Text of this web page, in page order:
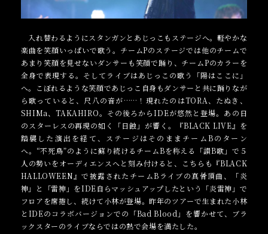
入れ替わるようにスタンガンとあじっこもステージへ。軽やかな
楽曲を笑顔いっぱいで歌う。チームPのステージでは他のチームで
あまり笑顔を見せないダンサーも笑顔で踊り、チームPのカラーを
全身で表現する。そしてライブはあじっこの歌う「陽はここに」
へ。こぼれるような笑顔であじっこ自身もダンサーと共に踊りなが
ら歌っていると、尺八の音が……！現れたのはTORA、たぬき、
SHIMa、TAKAHIRO。その後ろからIDEが悠然と登場。あの日
のスターレスの再現の如く「日蝕」が響く。『BLACK LIVE』を
踏襲した演出を経て、ステージはそのままチームBのターン
へ。“不死鳥”のように蘇り続けるチームBを称える「讃B歌」で５
人の勢いをオーディエンスへと刻み付けると、こちらも『BLACK
HALLOWEEN』で披露されたチームBライブの真骨頂曲、「炎
神」と「雷神」をIDE自らマッシュアップしたという「炎雷神」で
フロアを席捲し、続けて小林が登場。昨年のツアーで生まれた小林
とIDEのコラボバージョンでの「Bad Blood」を響かせて、ブラ
ックスターのライブならではの熱で会場を満たした。